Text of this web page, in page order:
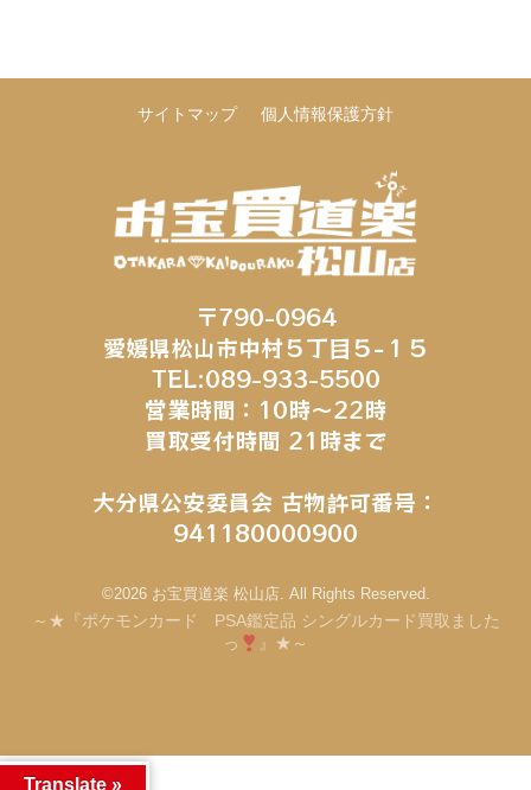
サイトマップ 個人情報保護方針
〒790-0964
愛媛県松山市中村５丁目５−１５
TEL:089-933-5500
営業時間：10時～22時
買取受付時間 21時まで
大分県公安委員会 古物許可番号：
941180000900
©2026 お宝買道楽 松山店. All Rights Reserved.
～★『ポケモンカード PSA鑑定品 シングルカード買取ました
っ
』★～
Translate »